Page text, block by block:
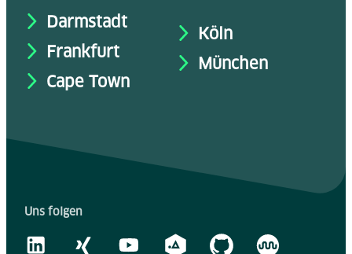
Darmstadt
Frankfurt
Cape Town
Köln
München
Uns folgen